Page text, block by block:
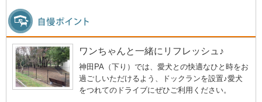
ワンちゃんと一緒にリフレッシュ♪
神田PA（下り）では、愛犬との快適なひと時をお
過ごしいただけるよう、ドックランを設置♪愛犬
をつれてのドライブにぜひご利用ください。